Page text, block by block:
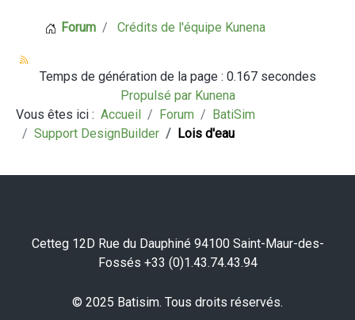
Forum Crédits de l'équipe Kunena
Temps de génération de la page : 0.167 secondes
Propulsé par Kunena
Vous êtes ici : Accueil Forum
BatiSim
Support DesignBuilder
Lois d'eau
Cetteg 12D Rue du Dauphiné 94100 Saint-Maur-des-
Fossés +33 (0)1.43.74.43.94
© 2025 Batisim. Tous droits réservés.